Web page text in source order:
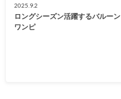
2025.9.2
ロングシーズン活躍するバルーン
ワンピ